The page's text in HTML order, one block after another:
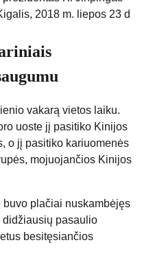
2018 m. liepos 23 d
vakarą vietos laiku.
uoste jį pasitiko Kinijos
o jį pasitiko kariuomenės
mojuojančios Kinijos
plačiai nuskambėjęs
pasaulio
besitęsiančios